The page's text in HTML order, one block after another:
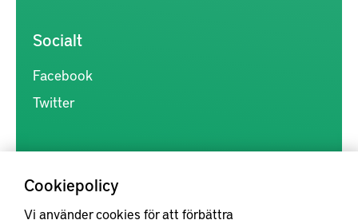
Cookiepolicy
Vi använder cookies för att förbättra
Socialt
Facebook
Twitter